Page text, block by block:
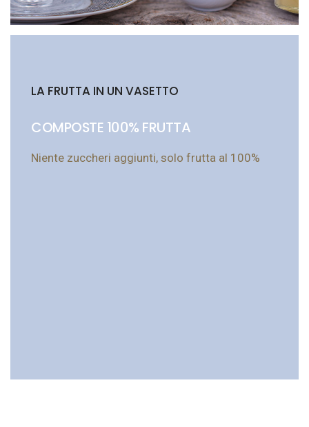
LA FRUTTA IN UN VASETTO
COMPOSTE 100% FRUTTA
Niente zuccheri aggiunti, solo frutta al 100%